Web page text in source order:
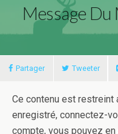
Message Du
Partager Tweeter
Ce contenu est restreint
enregistré, connectez-
compte, vous pouvez